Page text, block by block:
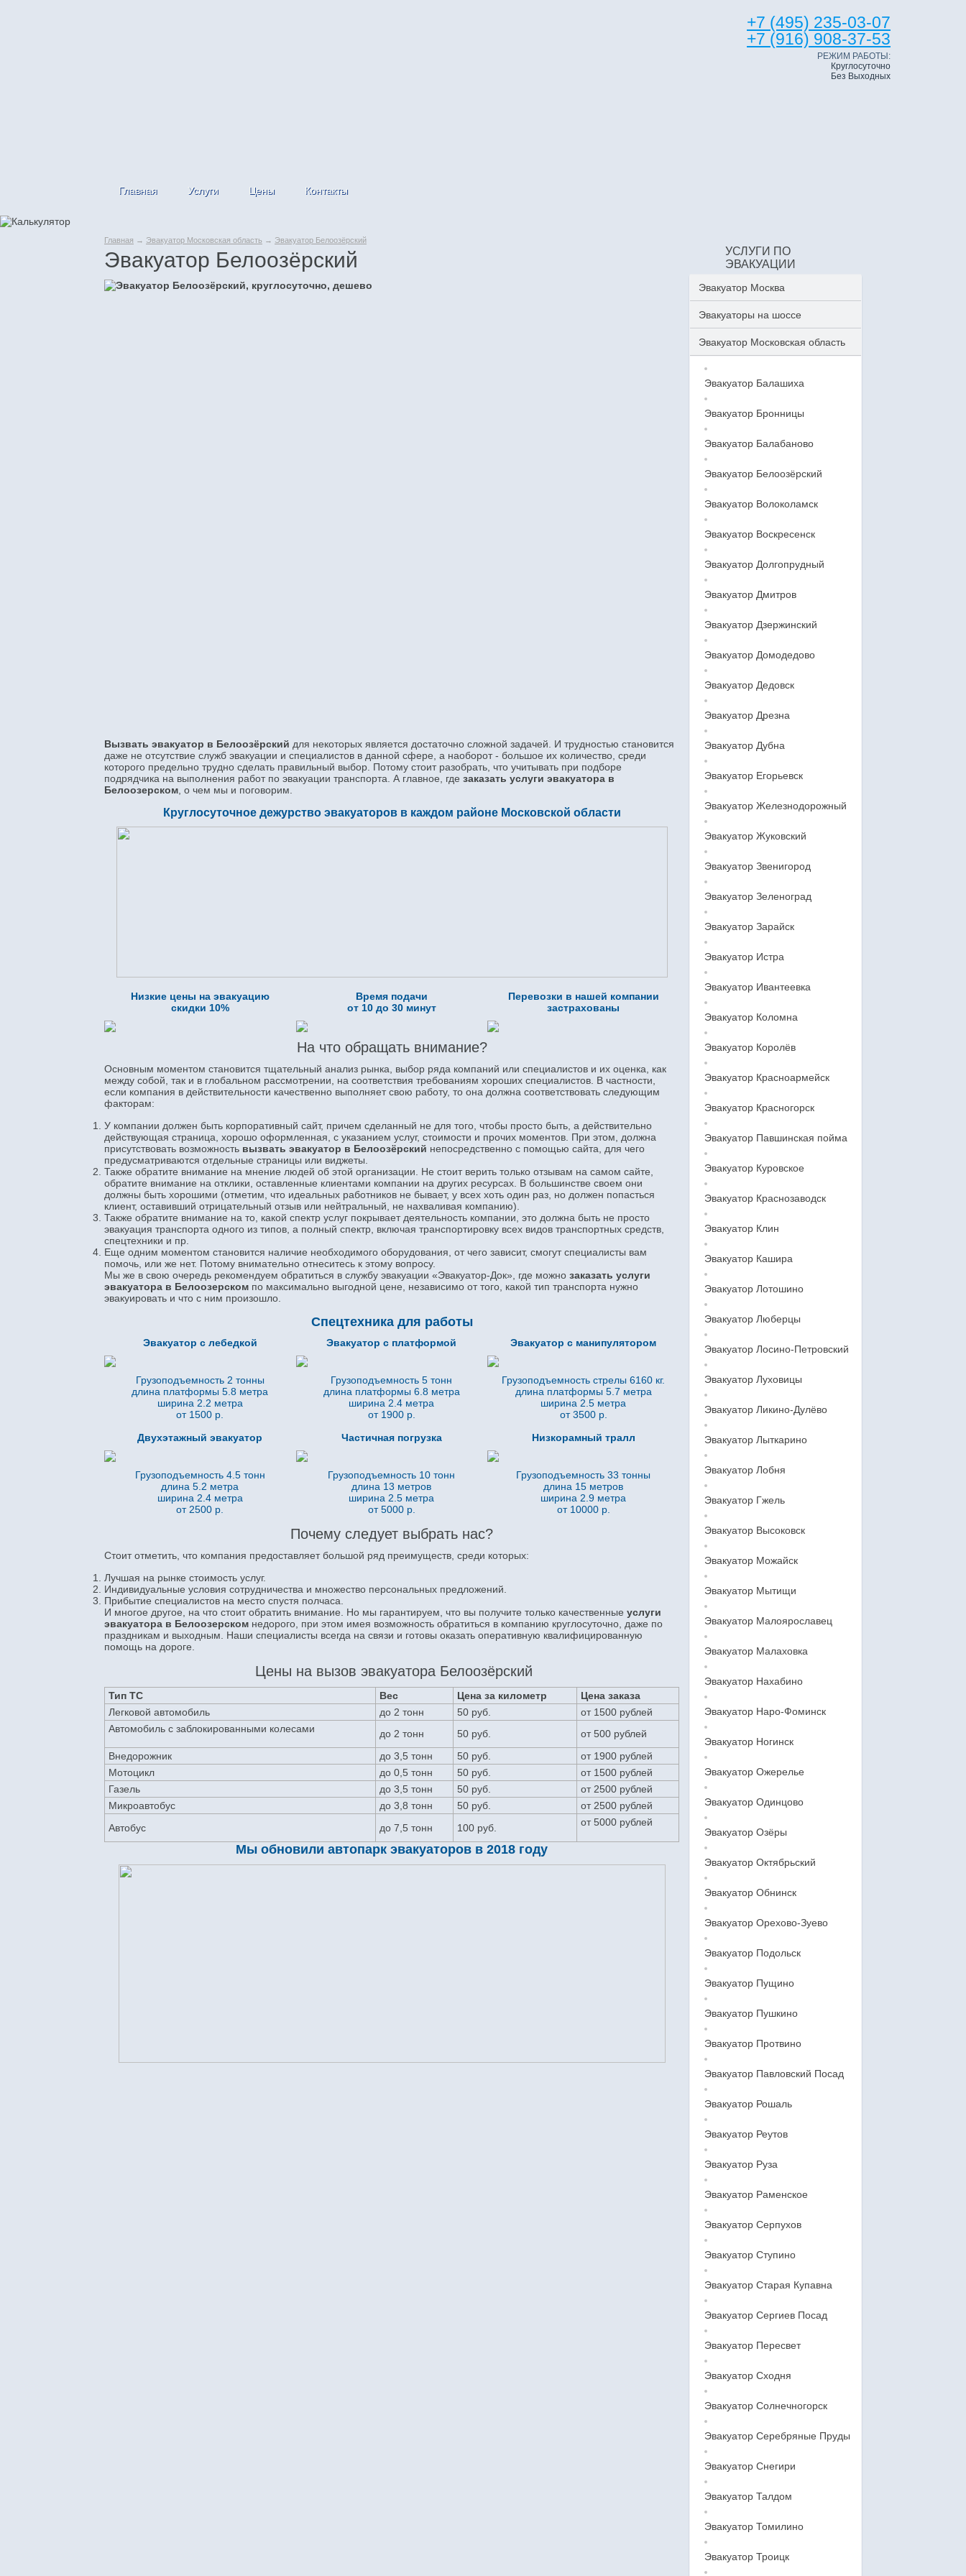
+7 (495) 235-03-07
+7 (916) 908-37-53
РЕЖИМ РАБОТЫ:
Круглосуточно
Без Выходных
Главная Услуги Цены Контакты
Главная → Эвакуатор Московская область → Эвакуатор Белоозёрский
Эвакуатор Белоозёрский
Вызвать эвакуатор в Белоозёрский для некоторых является достаточно сложной задачей. И трудностью становится
даже не отсутствие служб эвакуации и специалистов в данной сфере, а наоборот - большое их количество, среди
которого предельно трудно сделать правильный выбор. Потому стоит разобрать, что учитывать при подборе
подрядчика на выполнения работ по эвакуации транспорта. А главное, где заказать услуги эвакуатора в
Белоозерском , о чем мы и поговорим.
Круглосуточное дежурство эвакуаторов в каждом районе Московской области
Низкие цены на эвакуацию
скидки 10%
Время подачи
от 10 до 30 минут
Перевозки в нашей компании
застрахованы
На что обращать внимание?
Основным моментом становится тщательный анализ рынка, выбор ряда компаний или специалистов и их оценка, как
между собой, так и в глобальном рассмотрении, на соответствия требованиям хороших специалистов. В частности,
если компания в действительности качественно выполняет свою работу, то она должна соответствовать следующим
факторам:
У компании должен быть корпоративный сайт, причем сделанный не для того, чтобы просто быть, а действительно
действующая страница, хорошо оформленная, с указанием услуг, стоимости и прочих моментов. При этом, должна
присутствовать возможность вызвать эвакуатор в Белоозёрский непосредственно с помощью сайта, для чего
предусматриваются отдельные страницы или виджеты.
Также обратите внимание на мнение людей об этой организации. Не стоит верить только отзывам на самом сайте,
обратите внимание на отклики, оставленные клиентами компании на других ресурсах. В большинстве своем они
должны быть хорошими (отметим, что идеальных работников не бывает, у всех хоть один раз, но должен попасться
клиент, оставивший отрицательный отзыв или нейтральный, не нахваливая компанию).
Также обратите внимание на то, какой спектр услуг покрывает деятельность компании, это должна быть не просто
эвакуация транспорта одного из типов, а полный спектр, включая транспортировку всех видов транспортных средств,
спецтехники и пр.
Еще одним моментом становится наличие необходимого оборудования, от чего зависит, смогут специалисты вам
помочь, или же нет. Потому внимательно отнеситесь к этому вопросу.
Мы же в свою очередь рекомендуем обратиться в службу эвакуации «Эвакуатор-Док», где можно заказать услуги
эвакуатора в Белоозерском по максимально выгодной цене, независимо от того, какой тип транспорта нужно
эвакуировать и что с ним произошло.
Спецтехника для работы
Эвакуатор с лебедкой
Грузоподъемность 2 тонны
длина платформы 5.8 метра
ширина 2.2 метра
от 1500 р.
Эвакуатор с платформой
Грузоподъемность 5 тонн
длина платформы 6.8 метра
ширина 2.4 метра
от 1900 р.
Эвакуатор с манипулятором
Грузоподъемность стрелы 6160 кг.
длина платформы 5.7 метра
ширина 2.5 метра
от 3500 р.
Двухэтажный эвакуатор
Грузоподъемность 4.5 тонн
длина 5.2 метра
ширина 2.4 метра
от 2500 р.
Частичная погрузка
Грузоподъемность 10 тонн
длина 13 метров
ширина 2.5 метра
от 5000 р.
Низкорамный тралл
Грузоподъемность 33 тонны
длина 15 метров
ширина 2.9 метра
от 10000 р.
Почему следует выбрать нас?
Стоит отметить, что компания предоставляет большой ряд преимуществ, среди которых:
Лучшая на рынке стоимость услуг.
Индивидуальные условия сотрудничества и множество персональных предложений.
Прибытие специалистов на место спустя полчаса.
И многое другое, на что стоит обратить внимание. Но мы гарантируем, что вы получите только качественные услуги
эвакуатора в Белоозерском недорого, при этом имея возможность обратиться в компанию круглосуточно, даже по
праздникам и выходным. Наши специалисты всегда на связи и готовы оказать оперативную квалифицированную
помощь на дороге.
Цены на вызов эвакуатора Белоозёрский
Тип ТС Вес Цена за километр
Цена заказа
Легковой автомобиль
до 2 тонн 50 руб.
от 1500 рублей
Автомобиль с заблокированными колесами
до 2 тонн 50 руб.
от 500 рублей
Внедорожник
до 3,5 тонн 50 руб.
от 1900 рублей
Мотоцикл
до 0,5 тонн 50 руб.
от 1500 рублей
Газель
до 3,5 тонн 50 руб.
от 2500 рублей
Микроавтобус
до 3,8 тонн 50 руб.
от 2500 рублей
Автобус
до 7,5 тонн 100 руб. от 5000 рублей
Мы обновили автопарк эвакуаторов в 2018 году
УСЛУГИ ПО
ЭВАКУАЦИИ
Эвакуатор Москва
Эвакуаторы на шоссе
Эвакуатор Московская область
Эвакуатор Балашиха
Эвакуатор Бронницы
Эвакуатор Балабаново
Эвакуатор Белоозёрский
Эвакуатор Волоколамск
Эвакуатор Воскресенск
Эвакуатор Долгопрудный
Эвакуатор Дмитров
Эвакуатор Дзержинский
Эвакуатор Домодедово
Эвакуатор Дедовск
Эвакуатор Дрезна
Эвакуатор Дубна
Эвакуатор Егорьевск
Эвакуатор Железнодорожный
Эвакуатор Жуковский
Эвакуатор Звенигород
Эвакуатор Зеленоград
Эвакуатор Зарайск
Эвакуатор Истра
Эвакуатор Ивантеевка
Эвакуатор Коломна
Эвакуатор Королёв
Эвакуатор Красноармейск
Эвакуатор Красногорск
Эвакуатор Павшинская пойма
Эвакуатор Куровское
Эвакуатор Краснозаводск
Эвакуатор Клин
Эвакуатор Кашира
Эвакуатор Лотошино
Эвакуатор Люберцы
Эвакуатор Лосино-Петровский
Эвакуатор Луховицы
Эвакуатор Ликино-Дулёво
Эвакуатор Лыткарино
Эвакуатор Лобня
Эвакуатор Гжель
Эвакуатор Высоковск
Эвакуатор Можайск
Эвакуатор Мытищи
Эвакуатор Малоярославец
Эвакуатор Малаховка
Эвакуатор Нахабино
Эвакуатор Наро-Фоминск
Эвакуатор Ногинск
Эвакуатор Ожерелье
Эвакуатор Одинцово
Эвакуатор Озёры
Эвакуатор Октябрьский
Эвакуатор Обнинск
Эвакуатор Орехово-Зуево
Эвакуатор Подольск
Эвакуатор Пущино
Эвакуатор Пушкино
Эвакуатор Протвино
Эвакуатор Павловский Посад
Эвакуатор Рошаль
Эвакуатор Реутов
Эвакуатор Руза
Эвакуатор Раменское
Эвакуатор Серпухов
Эвакуатор Ступино
Эвакуатор Старая Купавна
Эвакуатор Сергиев Посад
Эвакуатор Пересвет
Эвакуатор Сходня
Эвакуатор Солнечногорск
Эвакуатор Серебряные Пруды
Эвакуатор Снегири
Эвакуатор Талдом
Эвакуатор Томилино
Эвакуатор Троицк